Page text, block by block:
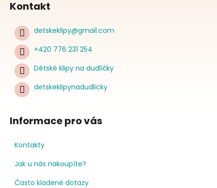
Kontakt
detskeklipy@gmail.com
+420 776 231 254
Dětské klipy na dudlíčky
detskeklipynadudlicky
Informace pro vás
Kontakty
Jak u nás nakoupíte?
Často kladené dotazy